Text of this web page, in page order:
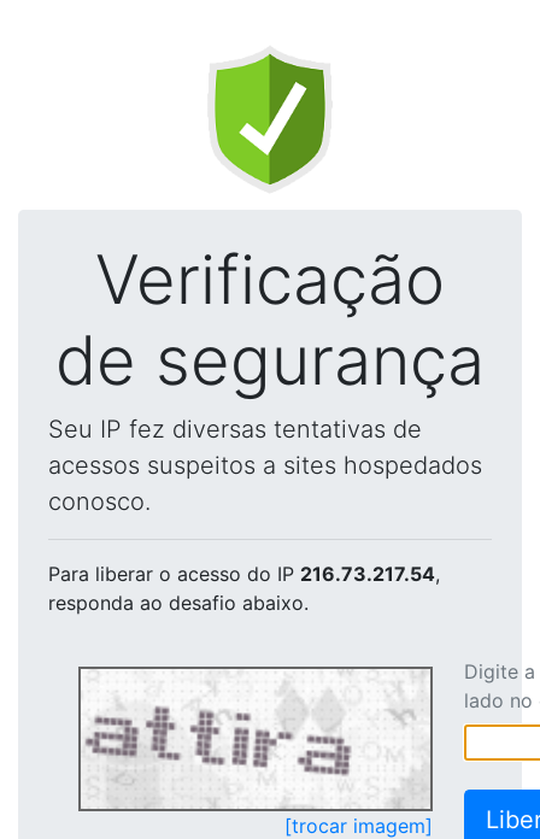
Verificação
de segurança
Seu IP fez diversas tentativas de
acessos suspeitos a sites hospedados
conosco.
Para liberar o acesso do IP 216.73.217.54,
responda ao desafio abaixo.
[trocar imagem]
Digite
lado no